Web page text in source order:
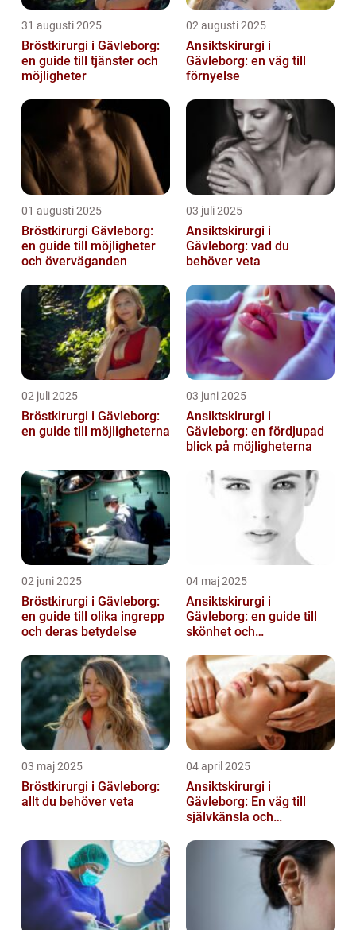
31 augusti 2025
Bröstkirurgi i Gävleborg:
en guide till tjänster och
möjligheter
02 augusti 2025
Ansiktskirurgi i
Gävleborg: en väg till
förnyelse
01 augusti 2025
Bröstkirurgi Gävleborg:
en guide till möjligheter
och överväganden
03 juli 2025
Ansiktskirurgi i
Gävleborg: vad du
behöver veta
02 juli 2025
Bröstkirurgi i Gävleborg:
en guide till möjligheterna
03 juni 2025
Ansiktskirurgi i
Gävleborg: en fördjupad
blick på möjligheterna
02 juni 2025
Bröstkirurgi i Gävleborg:
en guide till olika ingrepp
och deras betydelse
04 maj 2025
Ansiktskirurgi i
Gävleborg: en guide till
skönhet och
03 maj 2025
Bröstkirurgi i Gävleborg:
allt du behöver veta
04 april 2025
Ansiktskirurgi i
Gävleborg: En väg till
självkänsla och